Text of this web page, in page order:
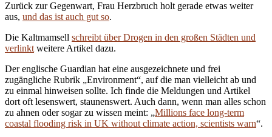
Zurück zur Gegenwart, Frau Herzbruch holt gerade etwas weiter
aus, und das ist auch gut so.
Die Kaltmamsell schreibt über Drogen in den großen Städten und
verlinkt weitere Artikel dazu.
Der englische Guardian hat eine ausgezeichnete und frei
zugängliche Rubrik „Environment“, auf die man vielleicht ab und
zu einmal hinweisen sollte. Ich finde die Meldungen und Artikel
dort oft lesenswert, staunenswert. Auch dann, wenn man alles schon
zu ahnen oder sogar zu wissen meint: „Millions face long-term
coastal flooding risk in UK without climate action, scientists warn“.